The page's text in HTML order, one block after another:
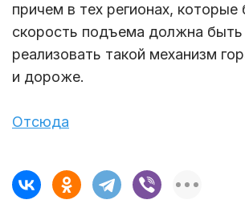
причем в тех регионах, которые
скорость подъема должна
реализовать такой механизм
и дороже.
Отсюда